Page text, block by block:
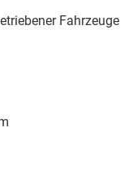
Fahrzeuge